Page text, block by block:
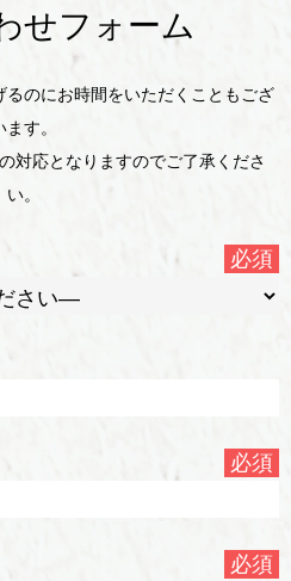
せフォーム
のにお時間をいただくこともござ
ます。
対応となりますのでご了承くださ
い。
必須
必須
必須